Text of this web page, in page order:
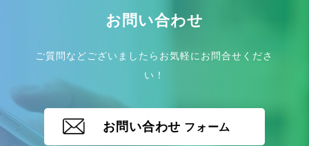
お問い合わせ
ご質問などございましたらお気軽にお問合せくださ
い！
お問い合わせ フォーム